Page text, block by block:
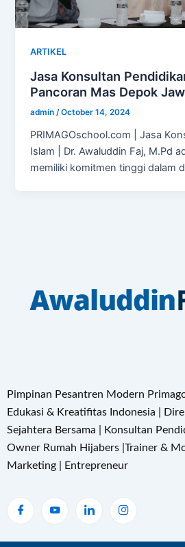
ARTIKEL
Jasa Konsultan
Pancoran Mas Depok
admin/October 14, 2024
PRIMAGOschool.com | Jasa
Islam | Dr. Awaluddin Faj, M.Pd
memiliki komitmen tinggi dalam
Pimpinan Pesantren Modern
Edukasi & Kreatifitas Indonesia |
Sejahtera Bersama | Konsultan
Owner Rumah Hijabers |Trainer &
Marketing | Entrepreneur